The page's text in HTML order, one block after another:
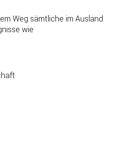
Weg sämtliche im Ausland
wie